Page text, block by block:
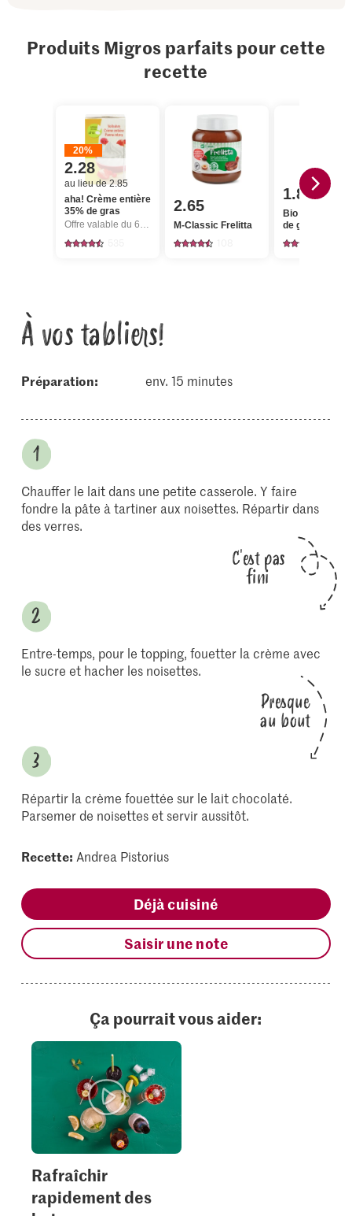
Produits Migros parfaits pour cette
recette
20%
2.28
au lieu de 2.85
aha! Crème entière
35% de gras
Offre valable du 6.8 au 12.8.2026, jusqu’à épuisement du stock.
2.65
M-Classic Frelitta
1.85
Bio Lait entier
de gras,
À vos tabliers!
Préparation: env. 15 minutes
Chauffer le lait dans une petite casserole. Y faire
fondre la pâte à tartiner aux noisettes. Répartir dans
des verres.
C'est pas
fini
Entre-temps, pour le topping, fouetter la crème avec
le sucre et hacher les noisettes.
Presque
au bout
Répartir la crème fouettée sur le lait chocolaté.
Parsemer de noisettes et servir aussitôt.
Recette: Andrea Pistorius
Déjà cuisiné
Saisir une note
Ça pourrait vous aider:
Rafraîchir
rapidement des